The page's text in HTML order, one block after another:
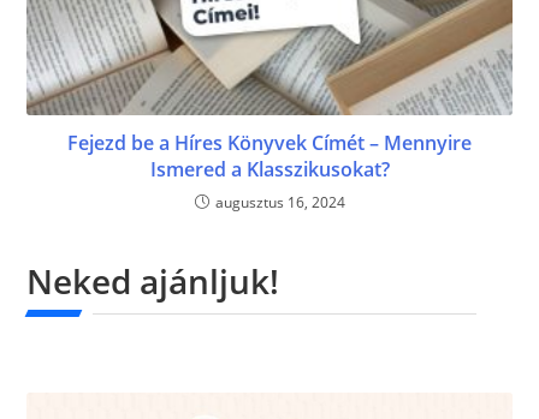
Fejezd be a Híres Könyvek Címét – Mennyire
Ismered a Klasszikusokat?
augusztus 16, 2024
Neked ajánljuk!